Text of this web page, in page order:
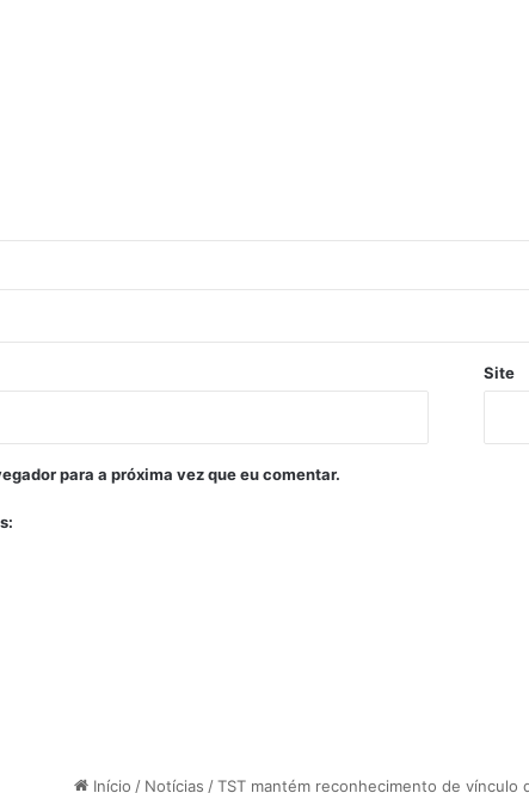
Site
para a próxima vez que eu comentar.